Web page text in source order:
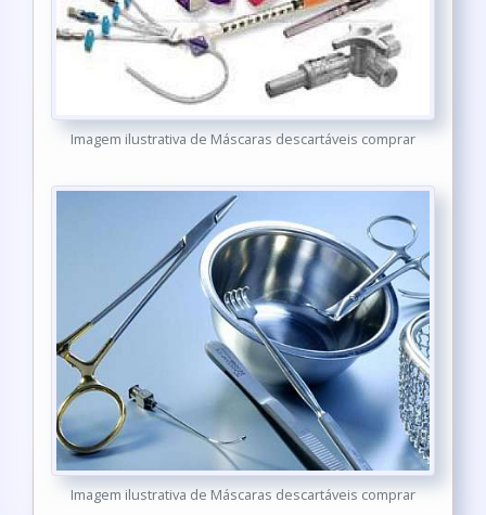
Imagem ilustrativa de Máscaras descartáveis comprar
Imagem ilustrativa de Máscaras descartáveis comprar